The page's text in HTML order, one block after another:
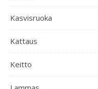
Kasvisruoka
Kattaus
Keitto